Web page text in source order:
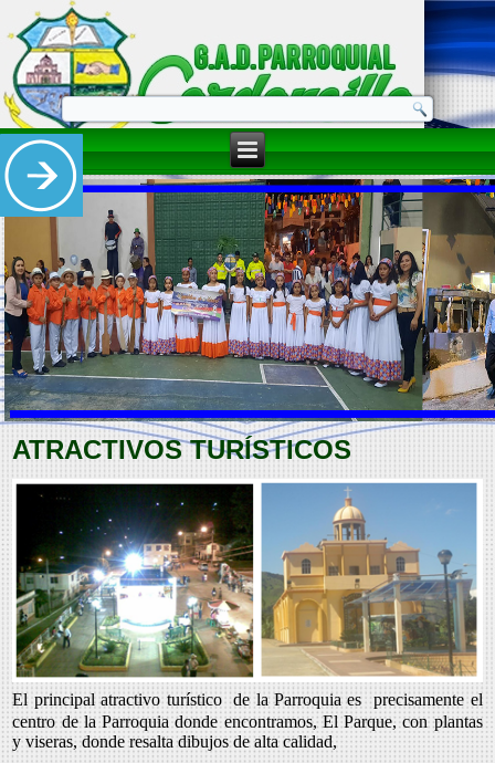
ATRACTIVOS TURÍSTICOS
El principal atractivo turístico de la Parroquia es precisamente el
centro de la Parroquia donde encontramos, El Parque, con plantas
y viseras, donde resalta dibujos de alta calidad,